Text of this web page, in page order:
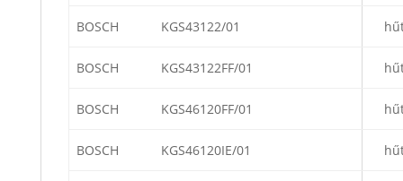
BOSCH KGS43122/01
BOSCH KGS43122FF/01
BOSCH KGS46120FF/01
BOSCH KGS46120IE/01